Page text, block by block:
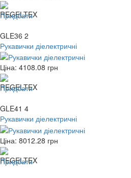
Придбати
GLE36 2
Рукавички діелектричні
Ціна: 4108.08 грн
Придбати
GLE41 4
Рукавички діелектричні
Ціна: 8012.28 грн
Придбати